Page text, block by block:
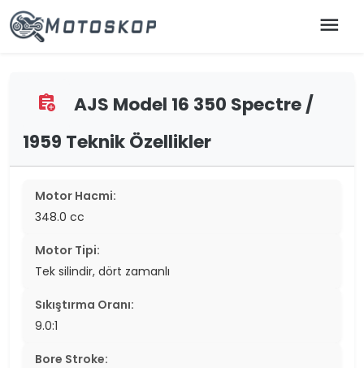
menu
assignment_add
AJS Model 16 350 Spectre /
1959 Teknik Özellikler
Motor Hacmi:
348.0 cc
Motor Tipi:
Tek silindir, dört zamanlı
Sıkıştırma Oranı:
9.0:1
Bore Stroke: